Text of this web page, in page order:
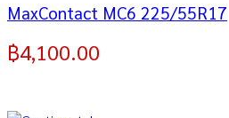
MaxContact MC6 225/55R17
฿4,100.00